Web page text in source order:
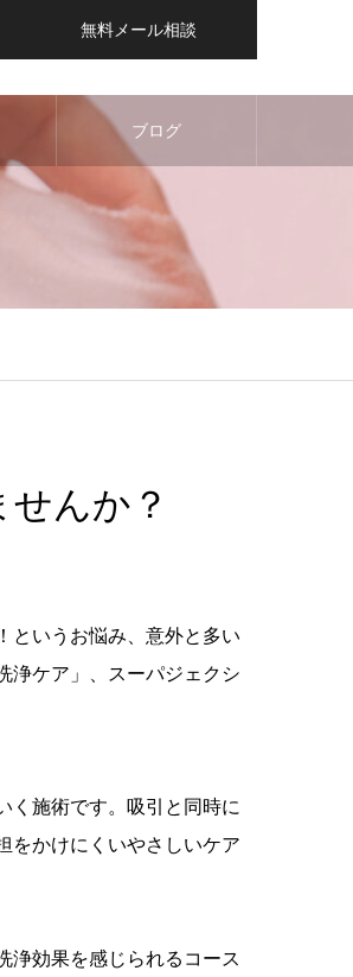
無料メール相談
ブログ
んか？
というお悩み、意外と多い
浄ケア」、スーパジェクシ
く施術です。吸引と同時に
をかけにくいやさしいケア
浄効果を感じられるコース